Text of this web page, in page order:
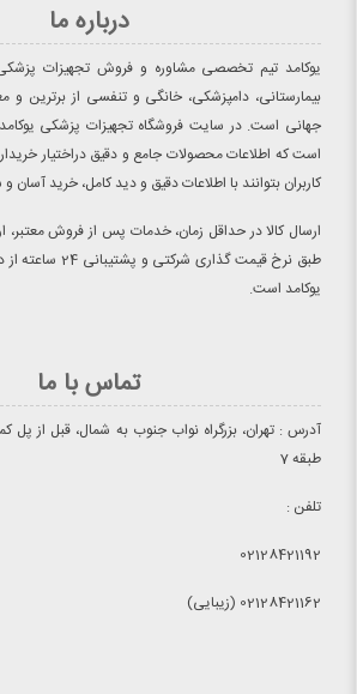
درباره ما
یوکامد تیم تخصصی مشاوره و فروش تجهیزات
بیمارستانی، دامپزشکی، خانگی و تنفسی از برترین و
جهانی است. در سایت فروشگاه تجهیزات پزشکی
است که اطلاعات محصولات جامع و دقیق دراختیار
کاربران بتوانند با اطلاعات دقیق و دید کامل، خرید آسان
ارسال کالا در حداقل زمان، خدمات پس از فروش معتبر،
طبق نرخ قیمت گذاری
یوکامد است.
تماس با ما
آدرس : تهران، بزرگراه نواب جنوب به شمال، قبل از پل
طبقه 7
تلفن :
02128421192
02128421162 (زیبایی)